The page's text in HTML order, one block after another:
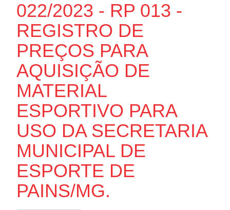
022/2023 - RP 013 -
REGISTRO DE
PREÇOS PARA
AQUISIÇÃO DE
MATERIAL
ESPORTIVO PARA
USO DA SECRETARIA
MUNICIPAL DE
ESPORTE DE
PAINS/MG.